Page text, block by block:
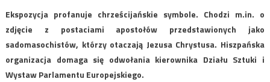
Ekspozycja profanuje chrześcijańskie symbole. Chodzi m.in. o
zdjęcie z postaciami apostołów przedstawionych jako
sadomasochistów, którzy otaczają Jezusa Chrystusa. Hiszpańska
organizacja domaga się odwołania kierownika Działu Sztuki i
Wystaw Parlamentu Europejskiego.